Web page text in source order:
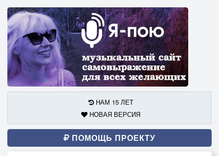
НАМ 15 ЛЕТ
НОВАЯ ВЕРСИЯ
ПОМОЩЬ ПРОЕКТУ